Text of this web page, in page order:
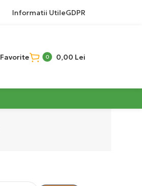
Informatii UtileGDPR
Favorite 0 0,00 Lei